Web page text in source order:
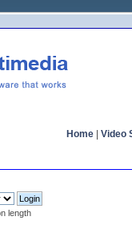
Home Video
length